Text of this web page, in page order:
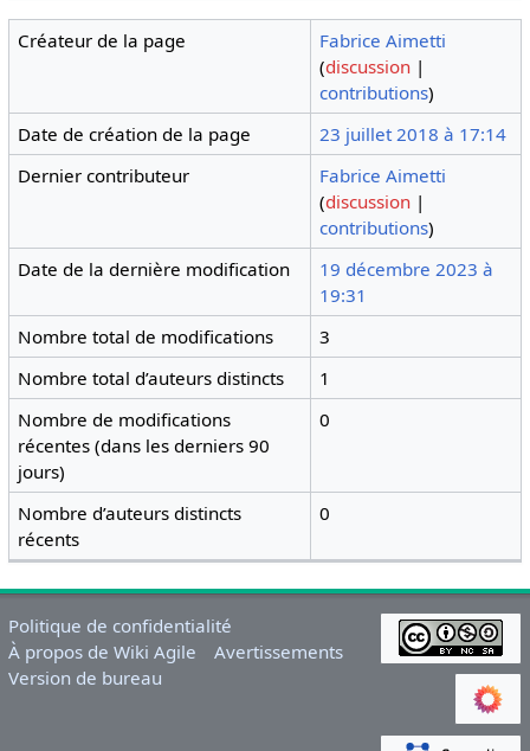
Créateur de la page
Fabrice Aimetti
(discussion |
contributions)
Date de création de la page
23 juillet 2018 à 17:14
Dernier contributeur
Fabrice Aimetti
(discussion |
contributions)
Date de la dernière modification
19 décembre 2023 à
19:31
Nombre total de modifications
3
Nombre total d’auteurs distincts
1
Nombre de modifications
récentes (dans les derniers 90
jours)
0
Nombre d’auteurs distincts
récents
0
Politique de confidentialité
À propos de Wiki Agile
Avertissements
Version de bureau